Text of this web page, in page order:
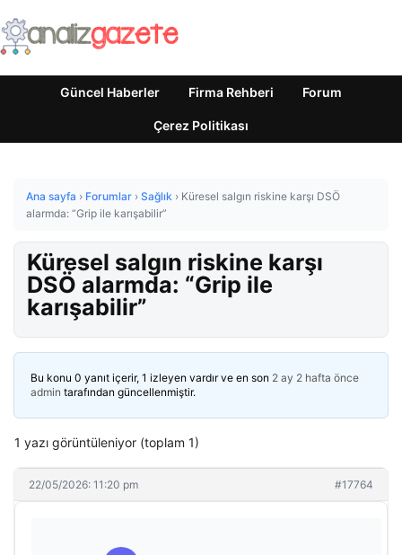
Güncel Haberler Firma Rehberi Forum
Çerez Politikası
Ana sayfa › Forumlar › Sağlık › Küresel salgın riskine karşı DSÖ
alarmda: “Grip ile karışabilir”
Küresel salgın riskine karşı
DSÖ alarmda: “Grip ile
karışabilir”
Bu konu 0 yanıt içerir, 1 izleyen vardır ve en son 2 ay 2 hafta önce
admin tarafından güncellenmiştir.
1 yazı görüntüleniyor (toplam 1)
22/05/2026: 11:20 pm #17764